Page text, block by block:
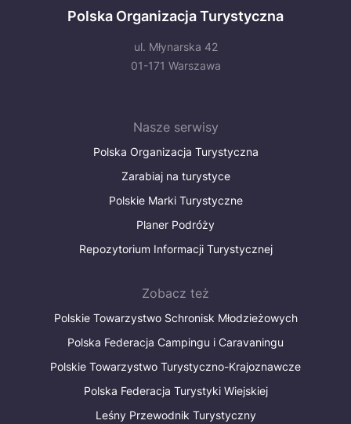
Polska Organizacja Turystyczna
ul. Młynarska 42
01-171 Warszawa
Nasze serwisy
Polska Organizacja Turystyczna
Zarabiaj na turystyce
Polskie Marki Turystyczne
Planer Podróży
Repozytorium Informacji Turystycznej
Zobacz też
Polskie Towarzystwo Schronisk Młodzieżowych
Polska Federacja Campingu i Caravaningu
Polskie Towarzystwo Turystyczno-Krajoznawcze
Polska Federacja Turystyki Wiejskiej
Leśny Przewodnik Turystyczny